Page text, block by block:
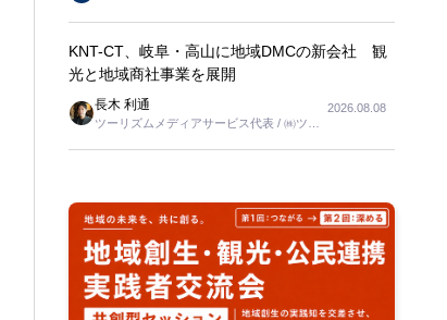
KNT-CT、岐阜・高山に地域DMCの新会社 観
光と地域商社事業を展開
長木 利通
ツーリズムメディアサービス代表 / ㈱ツー
2026.08.08